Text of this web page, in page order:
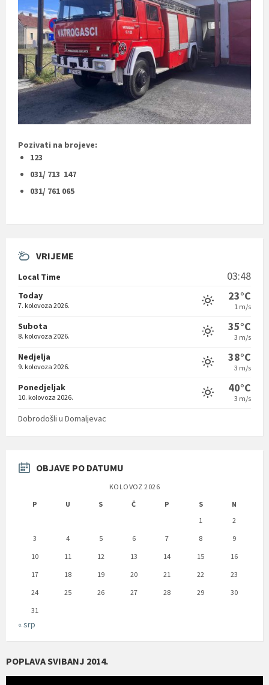
Pozivati na brojeve:
123
031/ 713 147
031/ 761 065
VRIJEME
Local Time 03:48
Today
7. kolovoza 2026.
23°C
1 m/s
Subota
8. kolovoza 2026.
35°C
3 m/s
Nedjelja
9. kolovoza 2026.
38°C
3 m/s
Ponedjeljak
10. kolovoza 2026.
40°C
3 m/s
Dobrodošli u Domaljevac
OBJAVE PO DATUMU
KOLOVOZ 2026
P
U S Č P S
N
1
2
3
4 5 6 7 8
9
10
11 12 13 14 15
16
17
18 19 20 21 22
23
24
25 26 27 28 29
30
31
« srp
POPLAVA SVIBANJ 2014.